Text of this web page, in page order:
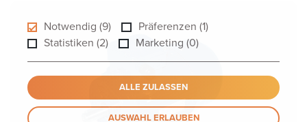
Notwendig (9)
Präferenzen (1)
Statistiken (2)
Marketing (0)
ALLE ZULASSEN
AUSWAHL ERLAUBEN